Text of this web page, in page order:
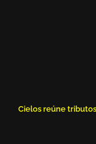
Cielos reúne